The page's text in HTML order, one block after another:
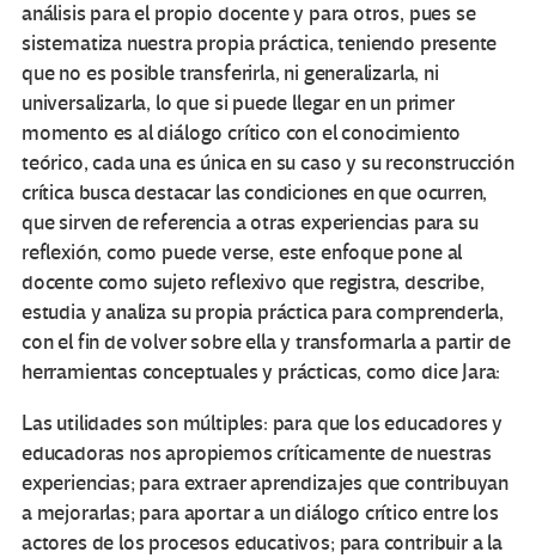
análisis para el propio docente y para otros, pues se
sistematiza nuestra propia práctica, teniendo presente
que no es posible transferirla, ni generalizarla, ni
universalizarla, lo que si puede llegar en un primer
momento es al diálogo crítico con el conocimiento
teórico, cada una es única en su caso y su reconstrucción
crítica busca destacar las condiciones en que ocurren,
que sirven de referencia a otras experiencias para su
reflexión, como puede verse, este enfoque pone al
docente como sujeto reflexivo que registra, describe,
estudia y analiza su propia práctica para comprenderla,
con el fin de volver sobre ella y transformarla a partir de
herramientas conceptuales y prácticas, como dice Jara:
Las utilidades son múltiples: para que los educadores y
educadoras nos apropiemos críticamente de nuestras
experiencias; para extraer aprendizajes que contribuyan
a mejorarlas; para aportar a un diálogo crítico entre los
actores de los procesos educativos; para contribuir a la